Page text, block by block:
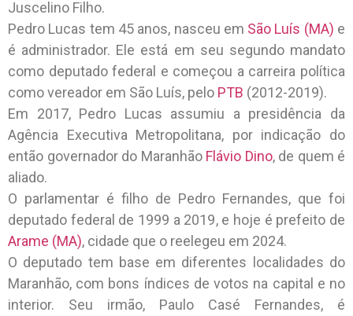
Juscelino Filho.
Pedro Lucas tem 45 anos, nasceu em São Luís (MA) e
é administrador. Ele está em seu segundo mandato
como deputado federal e começou a carreira política
como vereador em São Luís, pelo PTB (2012-2019).
Em 2017, Pedro Lucas assumiu a presidência da
Agência Executiva Metropolitana, por indicação do
então governador do Maranhão Flávio Dino, de quem é
aliado.
O parlamentar é filho de Pedro Fernandes, que foi
deputado federal de 1999 a 2019, e hoje é prefeito de
Arame (MA), cidade que o reelegeu em 2024.
O deputado tem base em diferentes localidades do
Maranhão, com bons índices de votos na capital e no
interior. Seu irmão, Paulo Casé Fernandes, é